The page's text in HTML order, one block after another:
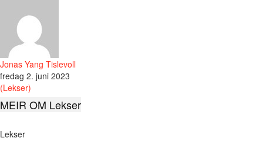
Jonas Yang Tislevoll
fredag 2. juni 2023
(Lekser)
MEIR OM Lekser
Lekser